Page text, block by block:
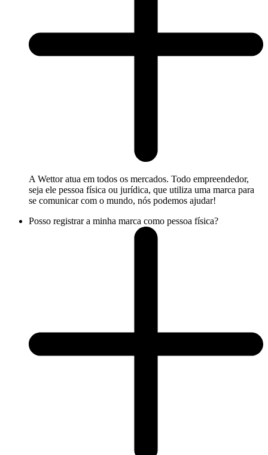
A Wettor atua em todos os mercados. Todo empreendedor,
seja ele pessoa física ou jurídica, que utiliza uma marca para
se comunicar com o mundo, nós podemos ajudar!
Posso registrar a minha marca como pessoa física?